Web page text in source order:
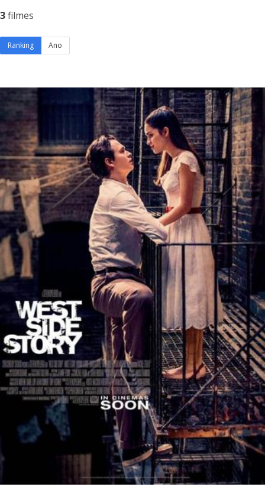
3filmes
Ranking Ano